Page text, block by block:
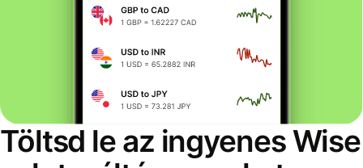
Töltsd le az ingyenes Wise